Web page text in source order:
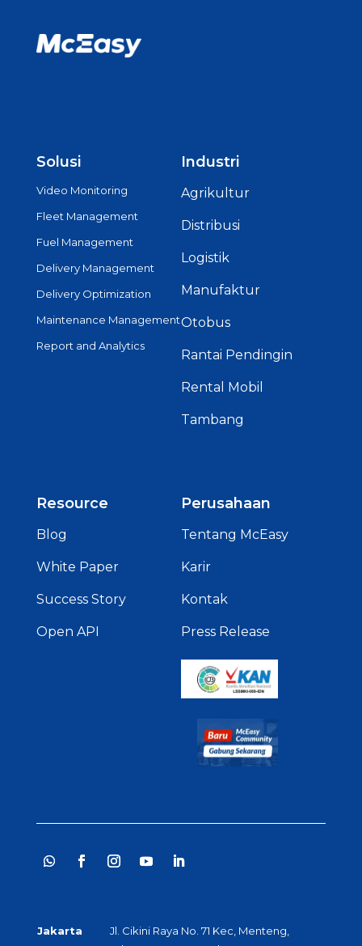
Solusi
Video Monitoring
Fleet Management
Fuel Management
Delivery Management
Delivery Optimization
Maintenance Management
Report and Analytics
Industri
Agrikultur
Distribusi
Logistik
Manufaktur
Otobus
Rantai Pendingin
Rental Mobil
Tambang
Resource
Blog
White Paper
Success Story
Open API
Perusahaan
Tentang McEasy
Karir
Kontak
Press Release
Jakarta
Jl. Cikini Raya No. 71 Kec, Menteng,